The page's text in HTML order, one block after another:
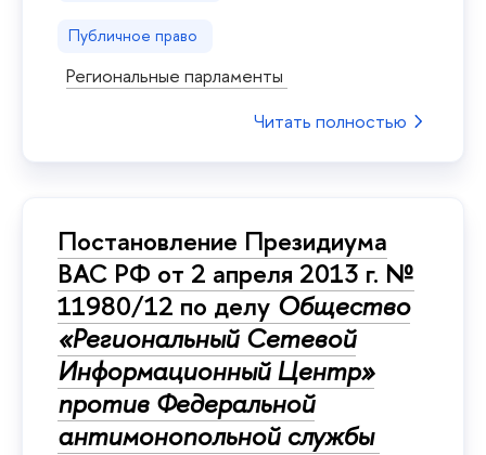
Публичное право
Региональные парламенты
Читать полностью
Постановление Президиума
ВАС РФ от 2 апреля 2013 г. №
11980/12 по делу Общество
«Региональный Сетевой
Информационный Центр»
против Федеральной
антимонопольной службы